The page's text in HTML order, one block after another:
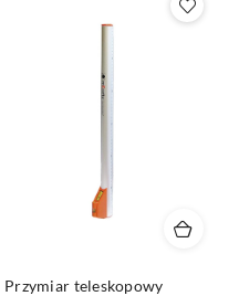
Przymiar teleskopowy